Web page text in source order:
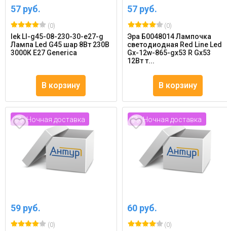
57 руб.
(0)
Iek Ll-g45-08-230-30-e27-g
Лампа Led G45 шар 8Вт 230В
3000К E27 Generica
В корзину
57 руб.
(0)
Эра Б0048014 Лампочка
светодиодная Red Line Led
Gx-12w-865-gx53 R Gx53
12Вт т...
В корзину
Ночная доставка
59 руб.
(0)
Ночная доставка
60 руб.
(0)